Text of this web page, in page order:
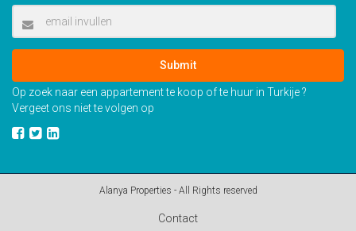
Submit
Op zoek naar een appartement te koop of te huur in Turkije ?
Vergeet ons niet te volgen op
Alanya Properties - All Rights reserved
Contact